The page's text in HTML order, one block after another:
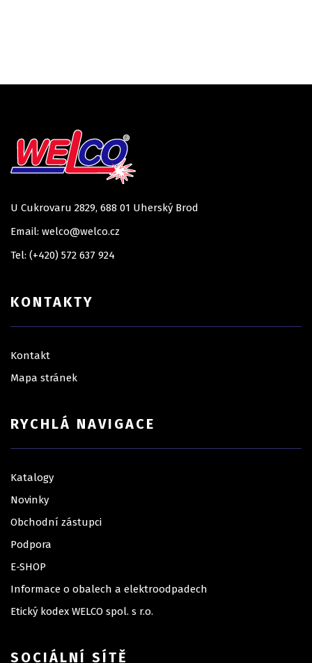
U Cukrovaru 2829, 688 01 Uherský Brod
Email: welco@welco.cz
Tel: (+420) 572 637 924
KONTAKTY
Kontakt
Mapa stránek
RYCHLÁ NAVIGACE
Katalogy
Novinky
Obchodní zástupci
Podpora
E-SHOP
Informace o obalech a elektroodpadech
Etický kodex WELCO spol. s r.o.
SOCIÁLNÍ SÍTĚ